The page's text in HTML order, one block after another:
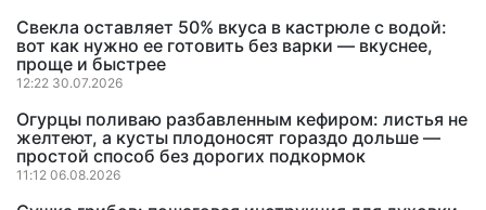
Свекла оставляет 50% вкуса в кастрюле с водой:
вот как нужно ее готовить без варки — вкуснее,
проще и быстрее
12:22 30.07.2026
Огурцы поливаю разбавленным кефиром: листья не
желтеют, а кусты плодоносят гораздо дольше —
простой способ без дорогих подкормок
11:12 06.08.2026